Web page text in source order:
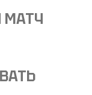
МАТЧ